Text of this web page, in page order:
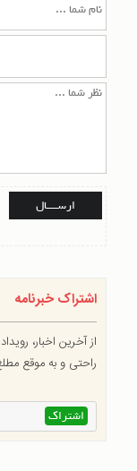
اشتراک خبرنامه
از آخرین اخبار،
راحتی و به موقع